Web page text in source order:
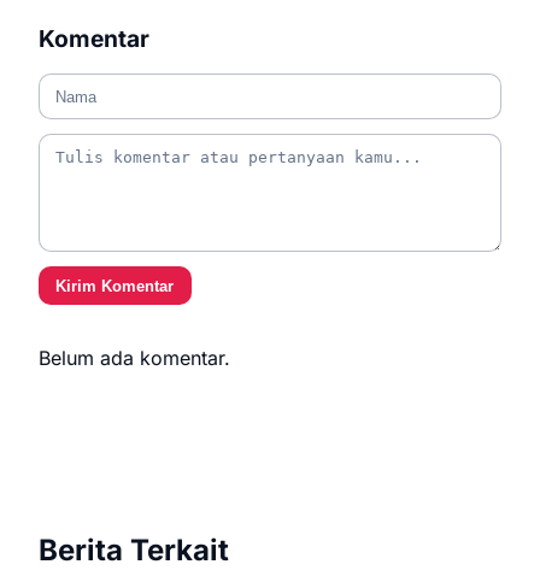
Komentar
Kirim Komentar
Belum ada komentar.
Berita Terkait